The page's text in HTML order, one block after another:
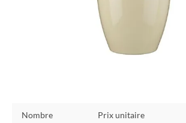
Nombre Prix unitaire